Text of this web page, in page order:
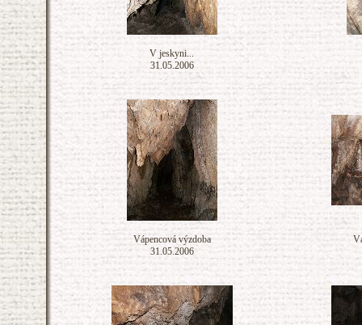
V jeskyni...
31.05.2006
Vápencová výzdoba
31.05.2006